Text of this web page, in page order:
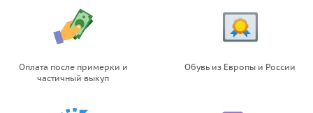
Оплата после примерки и
частичный выкуп
Обувь из Европы и России